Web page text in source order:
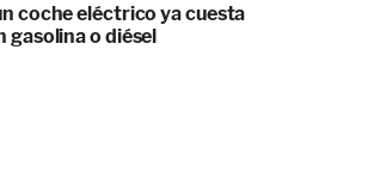
coche eléctrico ya cuesta
gasolina o diésel